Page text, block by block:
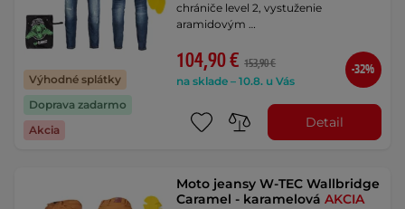
Výhodné splátky
Doprava zadarmo
Akcia
chrániče level 2, vystuženie
aramidovým …
104,90 € 153,90 €
na sklade – 10.8. u Vás
-32%
Detail
Moto jeansy W-TEC Wallbridge
Caramel - karamelováAKCIA